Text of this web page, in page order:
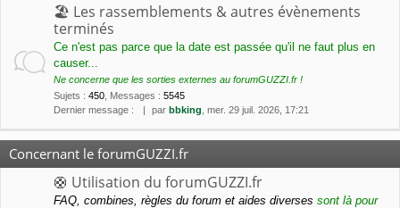
🏖 Les rassemblements & autres évènements
terminés
Ce n'est pas parce que la date est passée qu'il ne faut plus en
causer...
Ne concerne que les sorties externes au forumGUZZI.fr !
Sujets : 450 Messages : 5545
Dernier message :
par bbking , mer. 29 juil. 2026, 17:21
Concernant le forumGUZZI.fr
🛟 Utilisation du forumGUZZI.fr
FAQ, combines, règles du forum et aides diverses sont là pour